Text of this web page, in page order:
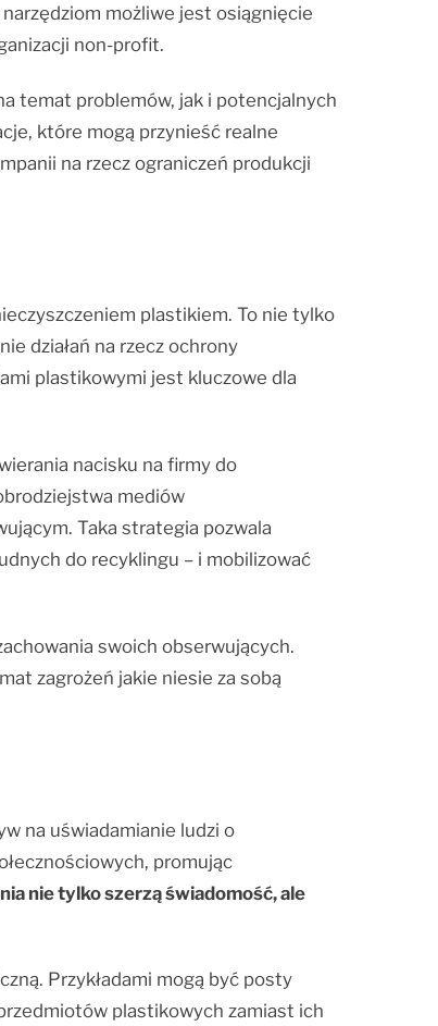
możliwe jest osiągnięcie
non-profit.
temat problemów, jak i potencjalnych
które mogą przynieść realne
na rzecz ograniczeń produkcji
plastikiem. To nie tylko
działań na rzecz ochrony
plastikowymi jest kluczowe dla
nacisku na firmy do
mediów
Taka strategia pozwala
do recyklingu – i mobilizować
swoich obserwujących.
zagrożeń jakie niesie za sobą
na uświadamianie ludzi o
promując
nie tylko szerzą świadomość, ale
Przykładami mogą być posty
plastikowych zamiast ich